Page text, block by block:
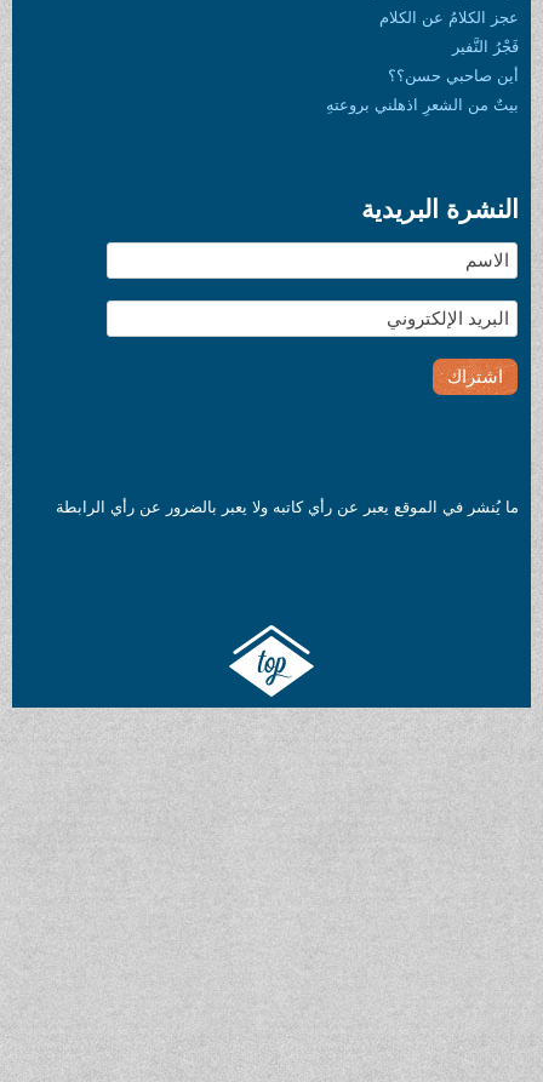
عجز الكلامُ عن الكلام
فَجْرُ النَّفير
أين صاحبي حسن؟؟
بيتٌ من الشعرِ اذهلني بروعتهِ
النشرة البريدية
ما يُنشر في الموقع يعبر عن رأي كاتبه ولا يعبر بالضرور عن رأي الرابطة